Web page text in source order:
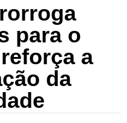
para o
a
da